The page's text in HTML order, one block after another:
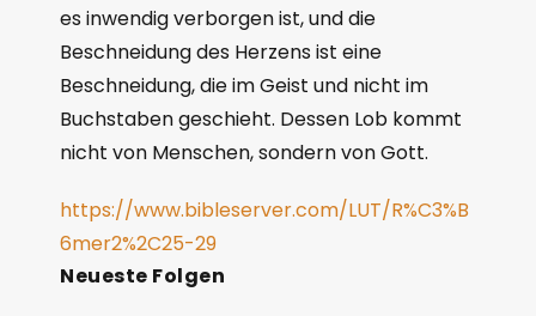
es inwendig verborgen ist, und die
Beschneidung des Herzens ist eine
Beschneidung, die im Geist und nicht im
Buchstaben geschieht. Dessen Lob kommt
nicht von Menschen, sondern von Gott.
https://www.bibleserver.com/LUT/R%C3%B
6mer2%2C25-29
Neueste Folgen